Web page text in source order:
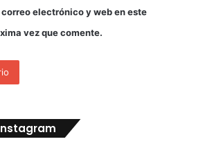
electrónico y web en este
vez que comente.